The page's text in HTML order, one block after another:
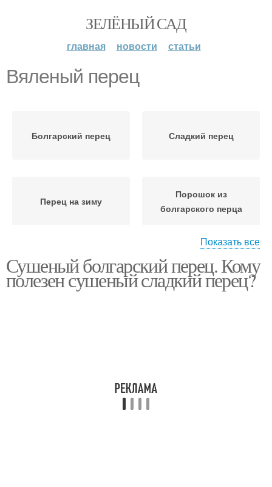
ЗЕЛЁНЫЙ САД
главная новости статьи
Вяленый перец
Болгарский перец Сладкий перец
Перец на зиму
Порошок из
болгарского перца
Перец в микроволновке
Показать все
Сушеный болгарский перец. Кому
полезен сушеный сладкий перец?